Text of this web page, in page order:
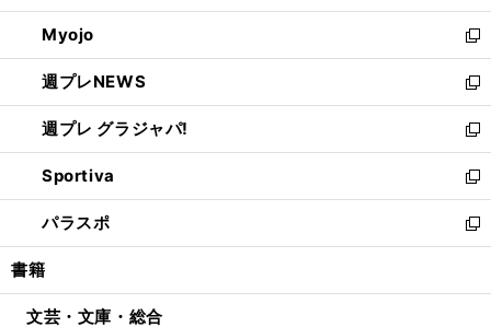
開
く
ウ
で
開
く
ン
ド
ウ
で
開
く
ウ
ィ
ン
ド
ウ
で
開
く
Myojo
新
し
い
ウ
ィ
ン
ド
ウ
で
開
週プレNEWS
新
し
い
ウ
ィ
ン
ド
ウ
開
週プレ グラジャパ!
新
し
い
ウ
ィ
ン
ウ
Sportiva
新
し
い
ウ
ン
パラスポ
新
し
ウ
書籍
文芸・文庫・総合